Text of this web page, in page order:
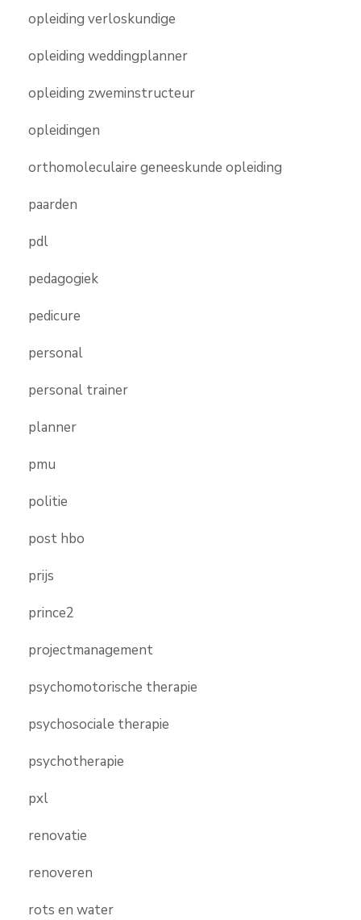
opleiding verloskundige
opleiding weddingplanner
opleiding zweminstructeur
opleidingen
orthomoleculaire geneeskunde opleiding
paarden
pdl
pedagogiek
pedicure
personal
personal trainer
planner
pmu
politie
post hbo
prijs
prince2
projectmanagement
psychomotorische therapie
psychosociale therapie
psychotherapie
pxl
renovatie
renoveren
rots en water